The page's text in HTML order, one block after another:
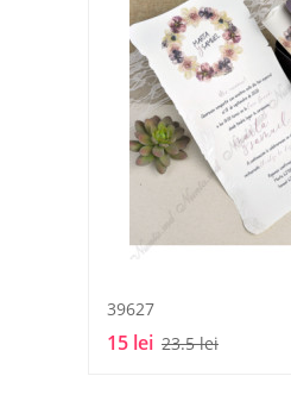
39627
15 lei 23.5 lei